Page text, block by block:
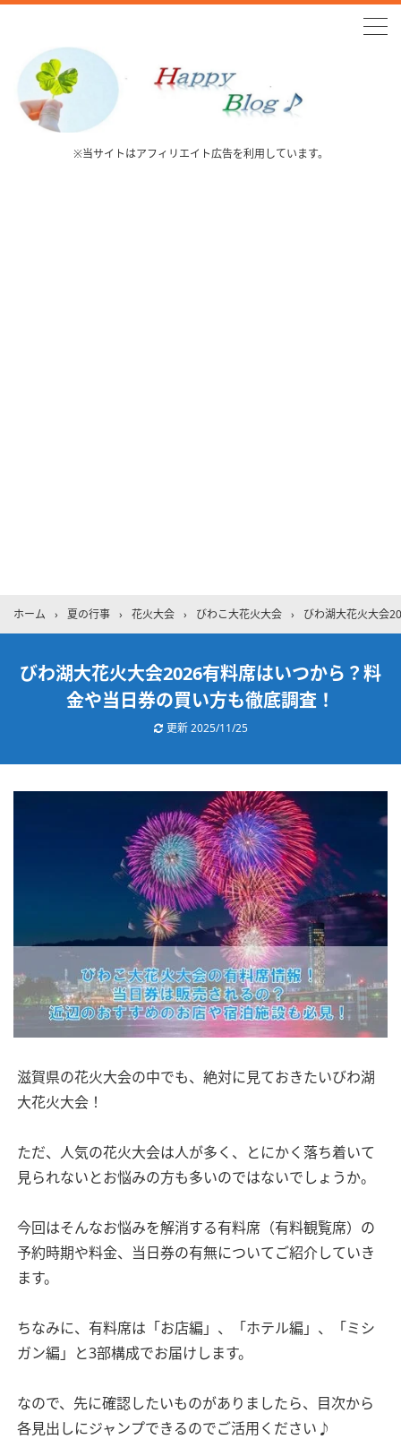
※当サイトはアフィリエイト広告を利用しています。
ホーム › 夏の行事 › 花火大会 › びわこ大花火大会 › びわ湖大花火大会
びわ湖大花火大会2026有料席はいつから？料
金や当日券の買い方も徹底調査！
更新2025/11/25
滋賀県の花火大会の中でも、絶対に見ておきたいびわ湖
大花火大会！
ただ、人気の花火大会は人が多く、とにかく落ち着いて
見られないとお悩みの方も多いのではないでしょうか。
今回はそんなお悩みを解消する有料席（有料観覧席）の
予約時期や料金、当日券の有無についてご紹介していき
ます。
ちなみに、有料席は「お店編」、「ホテル編」、「ミシ
ガン編」と3部構成でお届けします。
なので、先に確認したいものがありましたら、目次から
各見出しにジャンプできるのでご活用ください♪